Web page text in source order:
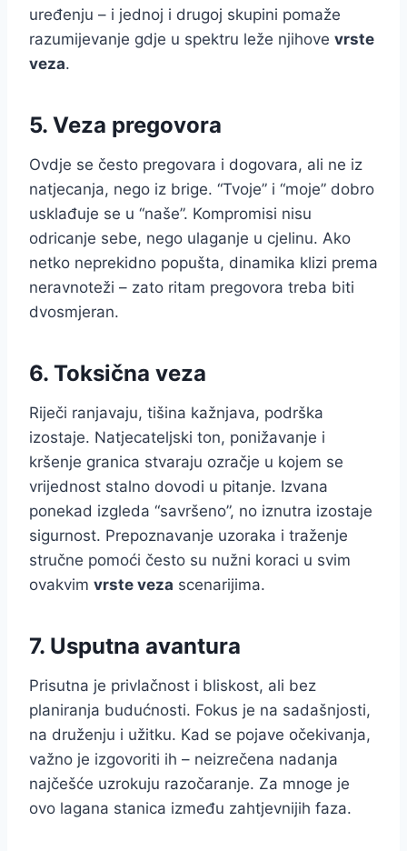
uređenju – i jednoj i drugoj skupini pomaže
razumijevanje gdje u spektru leže njihove vrste
veza.
5. Veza pregovora
Ovdje se često pregovara i dogovara, ali ne iz
natjecanja, nego iz brige. “Tvoje” i “moje” dobro
usklađuje se u “naše”. Kompromisi nisu
odricanje sebe, nego ulaganje u cjelinu. Ako
netko neprekidno popušta, dinamika klizi prema
neravnoteži – zato ritam pregovora treba biti
dvosmjeran.
6. Toksična veza
Riječi ranjavaju, tišina kažnjava, podrška
izostaje. Natjecateljski ton, ponižavanje i
kršenje granica stvaraju ozračje u kojem se
vrijednost stalno dovodi u pitanje. Izvana
ponekad izgleda “savršeno”, no iznutra izostaje
sigurnost. Prepoznavanje uzoraka i traženje
stručne pomoći često su nužni koraci u svim
ovakvim vrste veza scenarijima.
7. Usputna avantura
Prisutna je privlačnost i bliskost, ali bez
planiranja budućnosti. Fokus je na sadašnjosti,
na druženju i užitku. Kad se pojave očekivanja,
važno je izgovoriti ih – neizrečena nadanja
najčešće uzrokuju razočaranje. Za mnoge je
ovo lagana stanica između zahtjevnijih faza.